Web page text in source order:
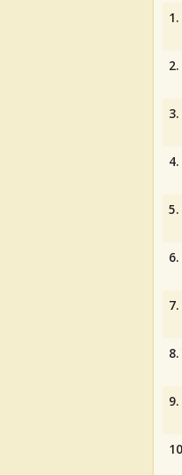
1.
2.
3.
4.
5.
6.
7.
8.
9.